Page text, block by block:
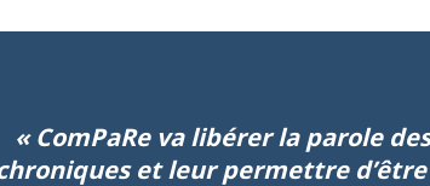
« ComPaRe va libérer la parole
et leur permettre